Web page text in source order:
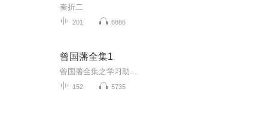
奏折二
201 6886
曾国藩全集1
曾国藩全集之学习助...
152 5735